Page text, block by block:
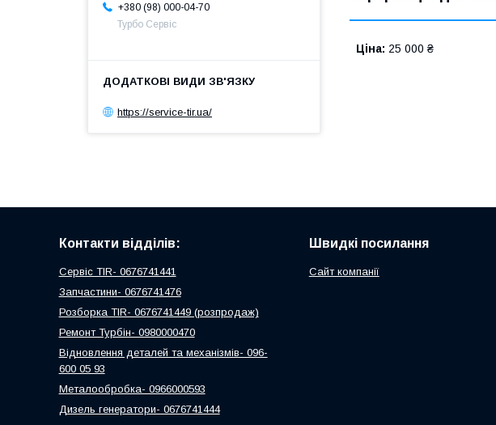
Ціна: 25 000 ₴
+380 (98) 000-04-70
Турбо Сервіс
https://service-tir.ua/
Контакти відділів:
Сервіс TIR- 0676741441
Запчастини- 0676741476
Розборка TIR- 0676741449 (розпродаж)
Ремонт Турбін- 0980000470
Відновлення деталей та механізмів- 096-
600 05 93
Металообробка- 0966000593
Дизель генератори- 0676741444
Швидкі посилання
Сайт компанії